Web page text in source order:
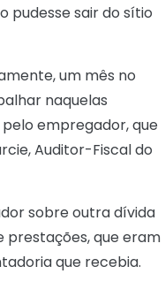
pudesse sair do sítio
um mês no
naquelas
empregador, que
Auditor-Fiscal do
sobre outra dívida
prestações, que eram
que recebia.